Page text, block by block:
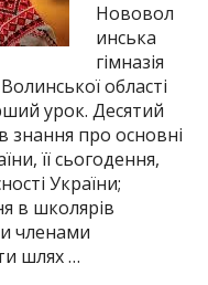
Нововол
инська
гімназія
області
урок. Десятий
знання про основні
її сьогодення,
України;
в школярів
членами
шлях …